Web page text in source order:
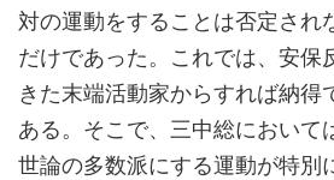
対の運動をすることは否定され
だけであった。これでは、安保
きた末端活動家からすれば納得
ある。そこで、三中総において
世論の多数派にする運動が特別